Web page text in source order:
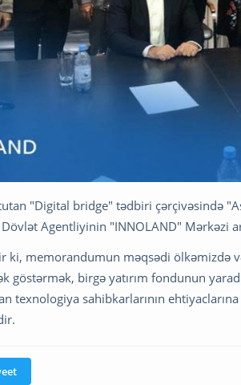
"Digital bridge" tədbiri çərçivəsində
Agentliyinin "INNOLAND" Mərkəzi
ki, memorandumun məqsədi ölkəmizdə
göstərmək, birgə yatırım fondunun
texnologiya sahibkarlarının